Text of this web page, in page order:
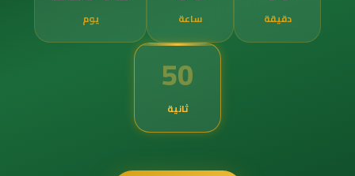
يوم ساعة دقيقة
49
ثانية